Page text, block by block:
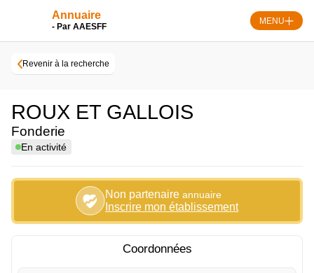
Annuaire
- Par AAESFF
MENU
Revenir à la recherche
ROUX ET GALLOIS
Fonderie
En activité
Non partenaire annuaire
Inscrire mon établissement
Coordonnées